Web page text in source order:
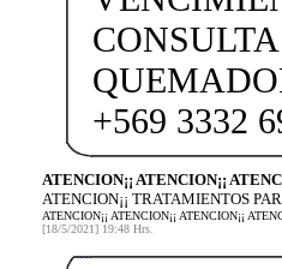
+569 3332
ATENCION¡¡ ATENCION¡¡
ATENCION¡¡ TRATAMIENTOS
ATENCION¡¡ ATENCION¡¡ ATENCION¡¡
[18/5/2021] 19:48 Hrs.